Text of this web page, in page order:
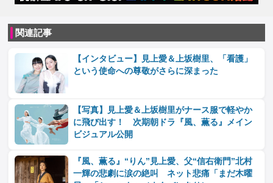
関連記事
【インタビュー】見上愛＆上坂樹里、「看護」
という使命への尊敬がさらに深まった
【写真】見上愛＆上坂樹里がナース服で軽やか
に飛び出す！ 次期朝ドラ『風、薫る』メイン
ビジュアル公開
『風、薫る』“りん”見上愛、父“信右衛門”北村
一輝の悲劇に涙の絶叫 ネット悲痛「まだ木曜